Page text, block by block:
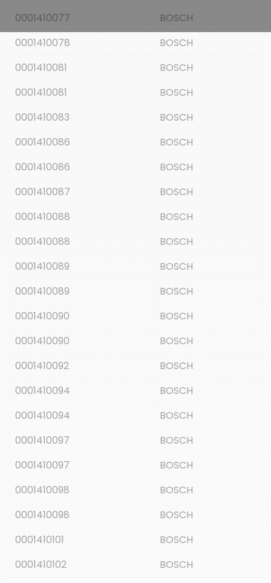
0001410077
BOSCH
0001410078
BOSCH
0001410081
BOSCH
0001410081
BOSCH
0001410083
BOSCH
0001410086
BOSCH
0001410086
BOSCH
0001410087
BOSCH
0001410088
BOSCH
0001410088
BOSCH
0001410089
BOSCH
0001410089
BOSCH
0001410090
BOSCH
0001410090
BOSCH
0001410092
BOSCH
0001410094
BOSCH
0001410094
BOSCH
0001410097
BOSCH
0001410097
BOSCH
0001410098
BOSCH
0001410098
BOSCH
0001410101
BOSCH
0001410102
BOSCH